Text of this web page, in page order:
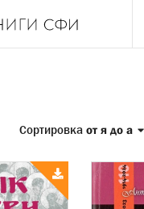
Сортировка от я до а